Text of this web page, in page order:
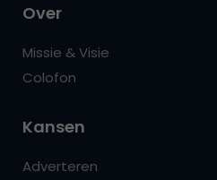
Over
Missie & Visie
Colofon
Kansen
Adverteren